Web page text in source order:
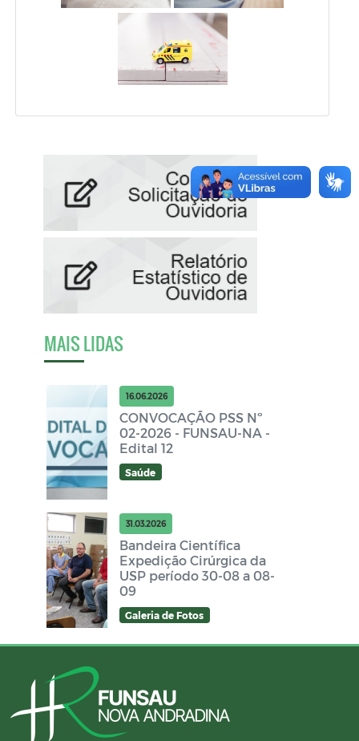
MAIS LIDAS
16.06.2026
CONVOCAÇÃO PSS Nº
02-2026 - FUNSAU-NA -
Edital 12
Saúde
31.03.2026
Bandeira Científica
Expedição Cirúrgica da
USP período 30-08 a 08-
09
Galeria de Fotos